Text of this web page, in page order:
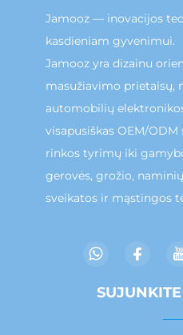
Jamooz — inovacijos
kasdieniam gyvenimui.
Jamooz yra dizainu
masužiavimo prietaisų,
automobilių
visapusiškas OEM/
rinkos tyrimų iki
gerovės, grožio,
sveikatos ir mąstingos